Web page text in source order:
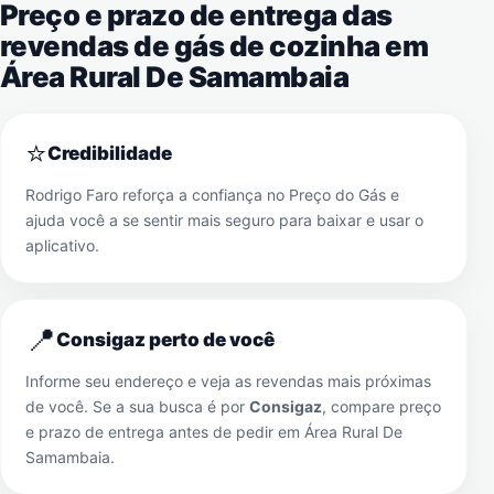
Preço e prazo de entrega das
revendas de gás de cozinha em
Área Rural De Samambaia
⭐Credibilidade
Rodrigo Faro reforça a confiança no Preço do Gás e
ajuda você a se sentir mais seguro para baixar e usar o
aplicativo.
📍Consigaz perto de você
Informe seu endereço e veja as revendas mais próximas
de você. Se a sua busca é por Consigaz, compare preço
e prazo de entrega antes de pedir em Área Rural De
Samambaia.